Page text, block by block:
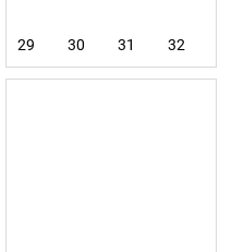
29 30 31 32